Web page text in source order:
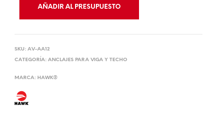
AÑADIR AL PRESUPUESTO
SKU: AV-AA12
CATEGORÍA: ANCLAJES PARA VIGA Y TECHO
MARCA: HAWK®